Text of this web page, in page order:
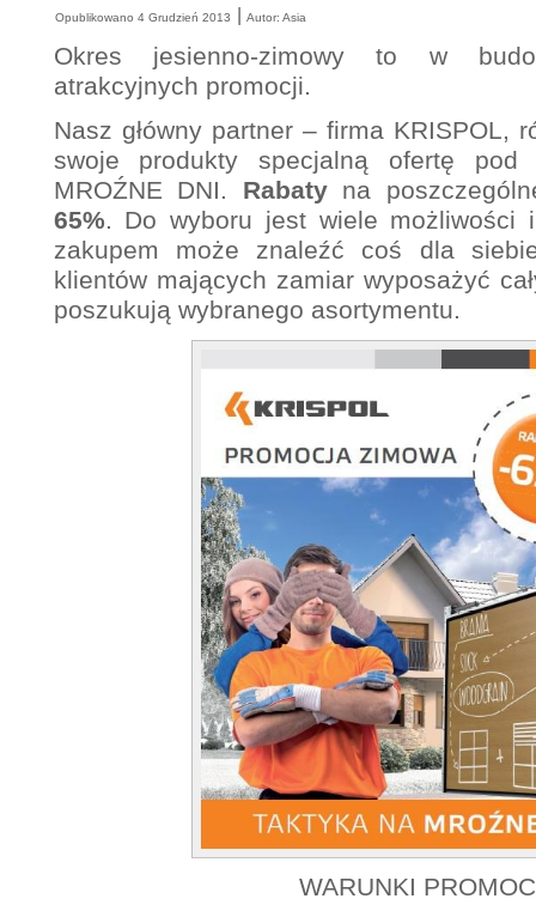
Opublikowano 4 Grudzień 2013 | Autor: Asia
Okres jesienno-zimowy to w
atrakcyjnych promocji.
Nasz główny partner – firma KRISPOL,
swoje produkty specjalną ofertę pod
MROŹNE DNI. Rabatyna
65%. Do wyboru jest wiele możliwości
zakupem może znaleźć coś dla
klientów mających zamiar wyposażyć
poszukują wybranego asortymentu.
WARUNKI